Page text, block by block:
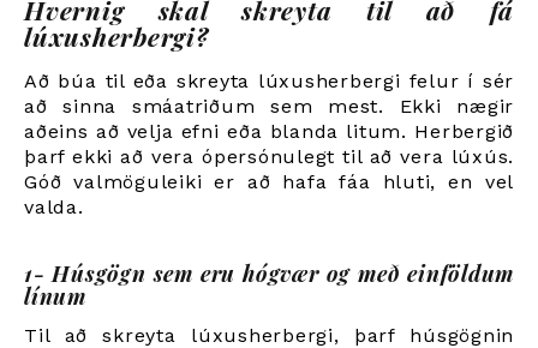
Hvernig skal skreyta til að fá
lúxusherbergi?
Að búa til eða skreyta lúxusherbergi felur í sér
að sinna smáatriðum sem mest. Ekki nægir
aðeins að velja efni eða blanda litum. Herbergið
þarf ekki að vera ópersónulegt til að vera lúxús.
Góð valmöguleiki er að hafa fáa hluti, en vel
valda.
1- Húsgögn sem eru hógvær og með einföldum
línum
Til að skreyta lúxusherbergi, þarf húsgögnin